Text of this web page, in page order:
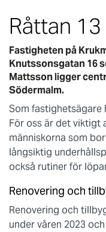
Råttan 13
Fastigheten på
Knutssonsgatan 16
Mattsson ligger
Södermalm.
Som fastighetsägare
För oss är det viktigt
människorna som
långsiktig
också rutiner för
Renovering och
Renovering och
under våren 2023